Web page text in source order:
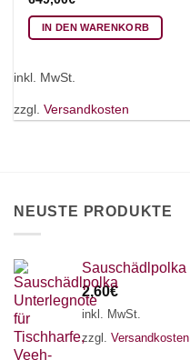
IN DEN WARENKORB
inkl. MwSt.
zzgl. Versandkosten
NEUSTE PRODUKTE
Sauschädlpolka
2,60€
inkl. MwSt.
zzgl. Versandkosten